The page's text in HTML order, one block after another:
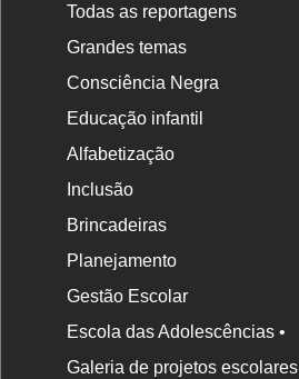
Todas as reportagens
Grandes temas
Consciência Negra
Educação infantil
Alfabetização
Inclusão
Brincadeiras
Planejamento
Gestão Escolar
Escola das Adolescências •
Galeria de projetos escolares